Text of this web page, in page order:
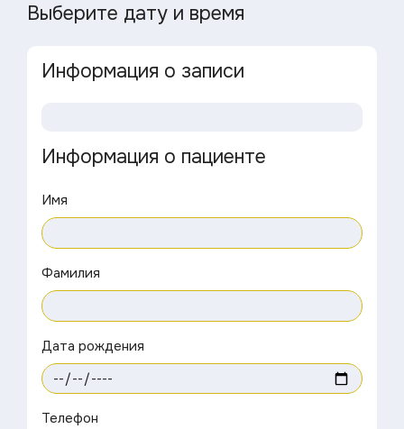
Выберите дату и время
Информация о записи
Информация о пациенте
Имя
Фамилия
Дата рождения
Телефон